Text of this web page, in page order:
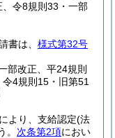
令8規則33・一部
書は、 様式第32号
部改正、平24規則
4規則15・旧第51
より、支給認定(法
次条第2項におい